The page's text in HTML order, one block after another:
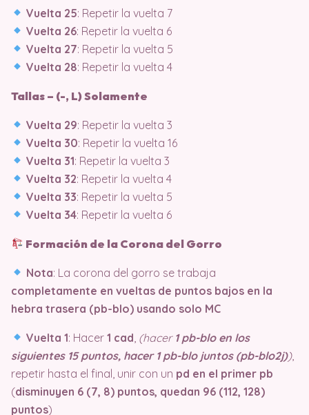
Vuelta 25: Repetir la vuelta 7
Vuelta 26: Repetir la vuelta 6
Vuelta 27: Repetir la vuelta 5
Vuelta 28: Repetir la vuelta 4
Tallas – (-, L) Solamente
Vuelta 29: Repetir la vuelta 3
Vuelta 30: Repetir la vuelta 16
Vuelta 31: Repetir la vuelta 3
Vuelta 32: Repetir la vuelta 4
Vuelta 33: Repetir la vuelta 5
Vuelta 34: Repetir la vuelta 6
Formación de la Corona del Gorro
Nota: La corona del gorro se trabaja
completamente en vueltas de puntos bajos en la
hebra trasera (pb-blo) usando solo MC
Vuelta 1: Hacer1 cad (hacer 1 pb-blo en los
siguientes 15 puntos, hacer 1 pb-blo juntos (pb-blo2j)),
repetir hasta el final, unir con un pd en el primer pb
(disminuyen 6 (7, 8) puntos, quedan 96 (112, 128)
puntos)